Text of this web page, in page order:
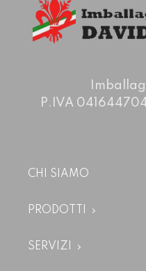
P.IVA
CHI SIAMO
PRODOTTI
SERVIZI